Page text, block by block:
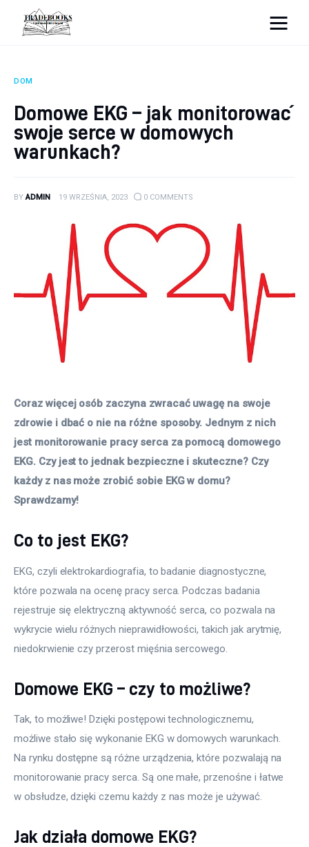
tradebooks.pl
Ciekawostki
Dom
Poraniki
Pozostałe
Zdrowie
DOM
Domowe EKG – jak monitorować
swoje serce w domowych
warunkach?
BY ADMIN 19 WRZEŚNIA, 2023 0 COMMENTS
Coraz więcej osób zaczyna zwracać uwagę na swoje
zdrowie i dbać o nie na różne sposoby. Jednym z nich
jest monitorowanie pracy serca za pomocą domowego
EKG. Czy jest to jednak bezpieczne i skuteczne? Czy
każdy z nas może zrobić sobie EKG w domu?
Sprawdzamy!
Co to jest EKG?
EKG, czyli elektrokardiografia, to badanie diagnostyczne,
które pozwala na ocenę pracy serca. Podczas badania
rejestruje się elektryczną aktywność serca, co pozwala na
wykrycie wielu różnych nieprawidłowości, takich jak arytmię,
niedokrwienie czy przerost mięśnia sercowego.
Domowe EKG – czy to możliwe?
Tak, to możliwe! Dzięki postępowi technologicznemu,
możliwe stało się wykonanie EKG w domowych warunkach.
Na rynku dostępne są różne urządzenia, które pozwalają na
monitorowanie pracy serca. Są one małe, przenośne i łatwe
w obsłudze, dzięki czemu każdy z nas może je używać.
Jak działa domowe EKG?